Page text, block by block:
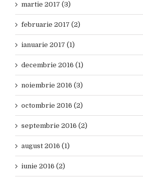
martie 2017 (3)
februarie 2017 (2)
ianuarie 2017 (1)
decembrie 2016 (1)
noiembrie 2016 (3)
octombrie 2016 (2)
septembrie 2016 (2)
august 2016 (1)
iunie 2016 (2)